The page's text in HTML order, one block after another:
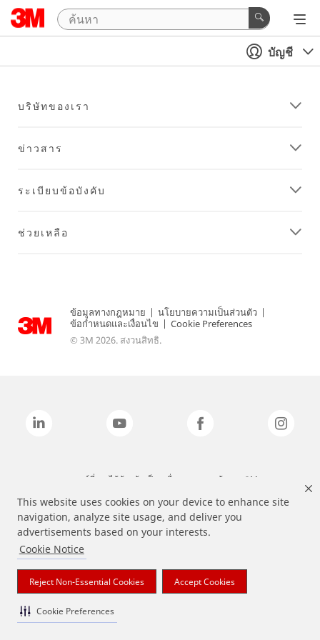
This website uses cookies on your device to enhance site
navigation, analyze site usage, and deliver you
advertisements based on your interests.
Cookie Notice
Reject Non-Essential Cookies Accept Cookies
Cookie Preferences
บัญชี
บริษัทของเรา
ข่าวสาร
ระเบียบข้อบังคับ
ช่วยเหลือ
ข้อมูลทางกฎหมาย | นโยบายความเป็นส่วนตัว |
ข้อกำหนดและเงื่อนไข | Cookie Preferences
© 3M 2026. สงวนสิทธิ.
แบรนด์ที่ระบุไว้ข้างต้นเป็นเครื่องหมายการค้าของ 3M